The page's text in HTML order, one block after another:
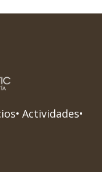
Actividades